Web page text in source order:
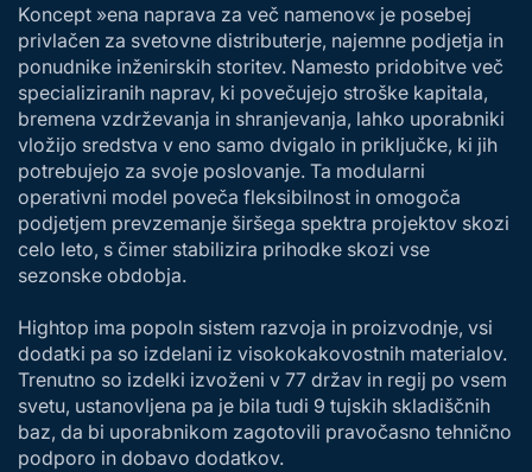
Koncept »ena naprava za več namenov« je posebej
privlačen za svetovne distributerje, najemne podjetja in
ponudnike inženirskih storitev. Namesto pridobitve več
specializiranih naprav, ki povečujejo stroške kapitala,
bremena vzdrževanja in shranjevanja, lahko uporabniki
vložijo sredstva v eno samo dvigalo in priključke, ki jih
potrebujejo za svoje poslovanje. Ta modularni
operativni model poveča fleksibilnost in omogoča
podjetjem prevzemanje širšega spektra projektov skozi
celo leto, s čimer stabilizira prihodke skozi vse
sezonske obdobja.
Hightop ima popoln sistem razvoja in proizvodnje, vsi
dodatki pa so izdelani iz visokokakovostnih materialov.
Trenutno so izdelki izvoženi v 77 držav in regij po vsem
svetu, ustanovljena pa je bila tudi 9 tujskih skladiščnih
baz, da bi uporabnikom zagotovili pravočasno tehnično
podporo in dobavo dodatkov.